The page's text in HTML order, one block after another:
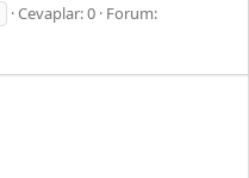
Cevaplar: 0 Forum: